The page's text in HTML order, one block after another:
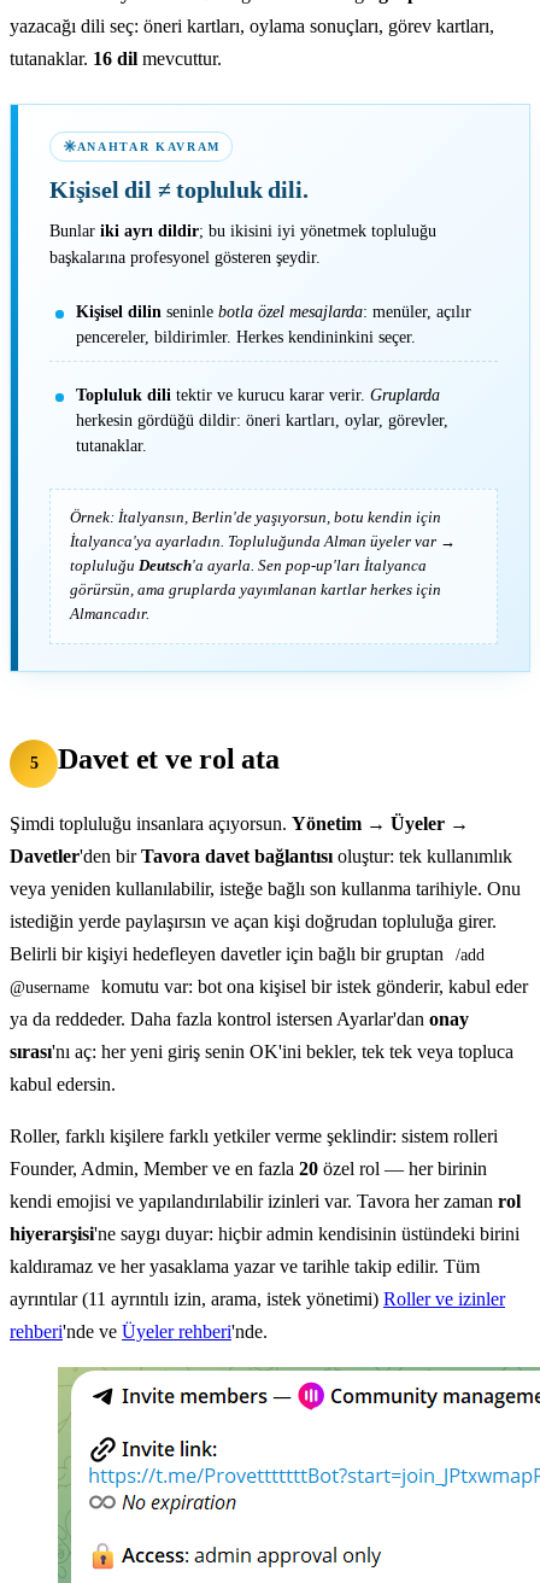
yazacağı dili seç: öneri kartları, oylama sonuçları, görev kartları,
tutanaklar. 16 dil mevcuttur.
ANAHTAR KAVRAM
Kişisel dil ≠topluluk dili.
Bunlar iki ayrı dildir; bu ikisini iyi yönetmek topluluğu
başkalarına profesyonel gösteren şeydir.
Kişisel dilin seninlebotla özel mesajlarda: menüler, açılır
pencereler, bildirimler. Herkes kendininkini seçer.
Topluluk dili tektir ve kurucu karar verir.Gruplarda
herkesin gördüğü dildir: öneri kartları, oylar, görevler,
tutanaklar.
Örnek: İtalyansın, Berlin'de yaşıyorsun, botu kendin için
İtalyanca'ya ayarladın. Topluluğunda Alman üyeler var →
topluluğu Deutsch'a ayarla. Sen pop-up'ları İtalyanca
görürsün, ama gruplarda yayımlanan kartlar herkes için
Almancadır.
5 Davet et ve rol ata
Şimdi topluluğu insanlara açıyorsun. Yönetim → Üyeler →
Davetler'den birTavora davet bağlantısı oluştur: tek kullanımlık
veya yeniden kullanılabilir, isteğe bağlı son kullanma tarihiyle. Onu
istediğin yerde paylaşırsın ve açan kişi doğrudan topluluğa girer.
Belirli bir kişiyi hedefleyen davetler için bağlı bir gruptan
/add
@username
komutu var: bot ona kişisel bir istek gönderir, kabul eder
ya da reddeder. Daha fazla kontrol istersen Ayarlar'dan onay
sırası'nı aç: her yeni giriş senin OK'ini bekler, tek tek veya topluca
kabul edersin.
Roller, farklı kişilere farklı yetkiler verme şeklindir: sistem rolleri
Founder, Admin, Member ve en fazla 20 özel rol — her birinin
kendi emojisi ve yapılandırılabilir izinleri var. Tavora her zaman rol
hiyerarşisi'ne saygı duyar: hiçbir admin kendisinin üstündeki birini
kaldıramaz ve her yasaklama yazar ve tarihle takip edilir. Tüm
ayrıntılar (11 ayrıntılı izin, arama, istek yönetimi) Roller ve izinler
rehberi'nde ve Üyeler rehberi'nde.